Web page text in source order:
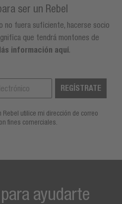
ser un Rebel
no fuera suficiente, hacerse socio
que tendrá montones de
información aquí.
REGÍSTRATE
Rebel utilice mi dirección de correo
fines comerciales.
ayudarte